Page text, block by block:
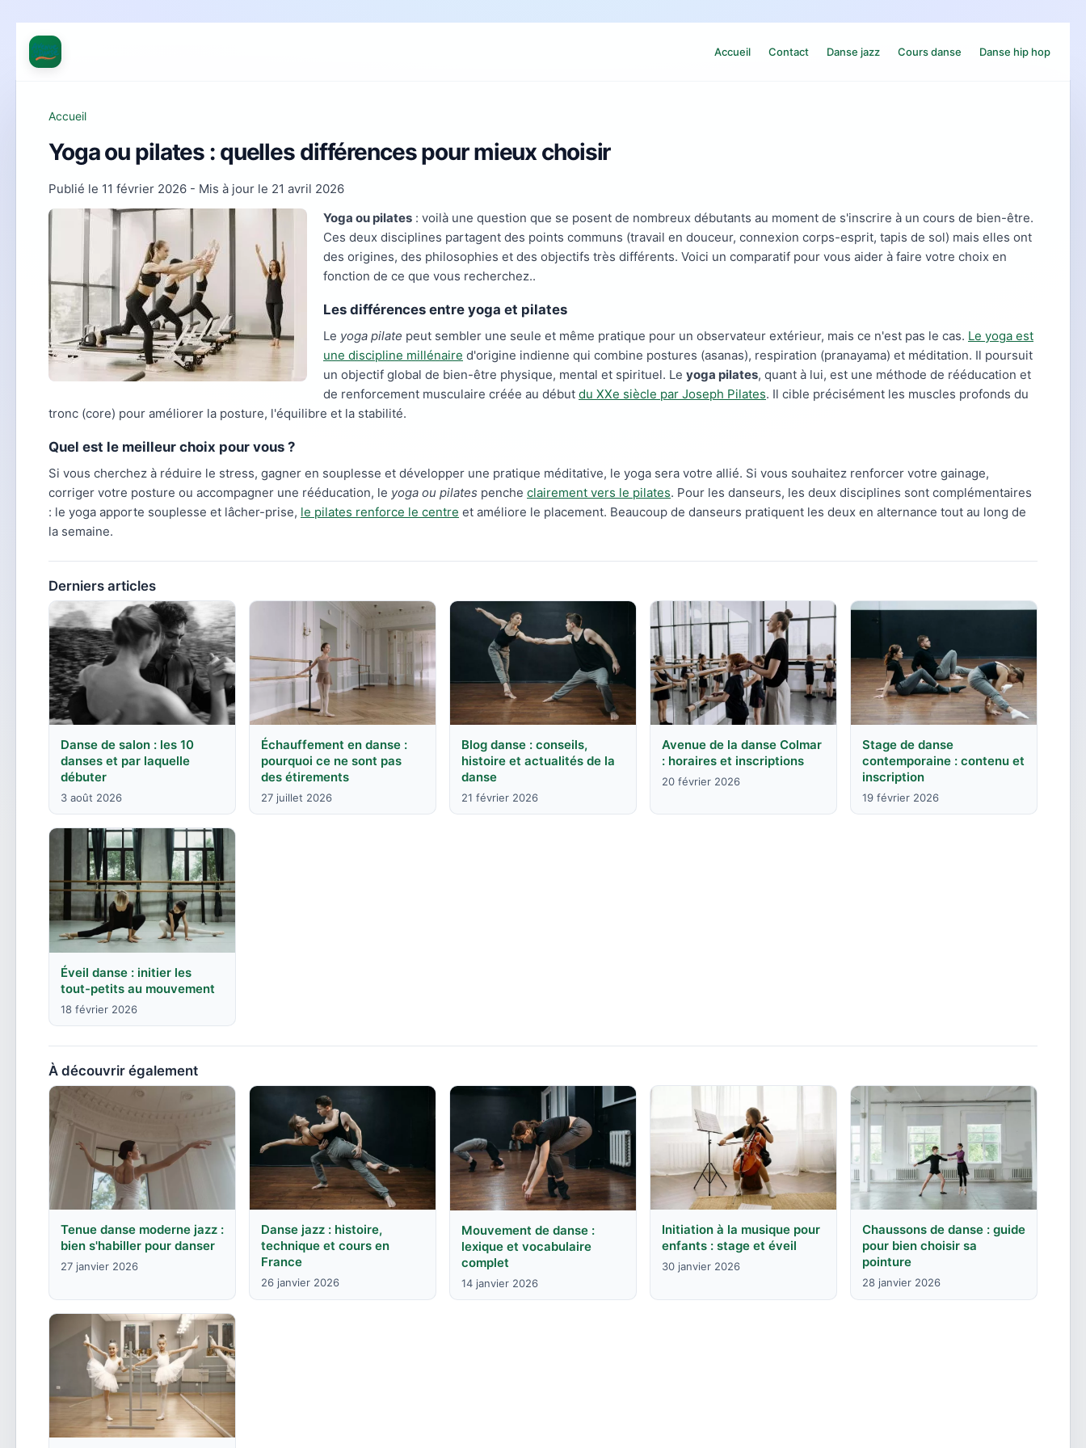
Accueil Contact Danse jazz Cours danse Danse hip hop
Accueil
Yoga ou pilates : quelles différences pour mieux choisir
Publié le 11 février 2026 - Mis à jour le 21 avril 2026
Yoga ou pilates : voilà une question que se posent de nombreux débutants au moment de s'inscrire à un cours de bien-être.
Ces deux disciplines partagent des points communs (travail en douceur, connexion corps-esprit, tapis de sol) mais elles ont
des origines, des philosophies et des objectifs très différents. Voici un comparatif pour vous aider à faire votre choix en
fonction de ce que vous recherchez..
Les différences entre yoga et pilates
Le yoga pilate peut sembler une seule et même pratique pour un observateur extérieur, mais ce n'est pas le cas. Le yoga est
une discipline millénaire d'origine indienne qui combine postures (asanas), respiration (pranayama) et méditation. Il poursuit
un objectif global de bien-être physique, mental et spirituel. Le yoga pilates, quant à lui, est une méthode de rééducation et
de renforcement musculaire créée au début du XXe siècle par Joseph Pilates. Il cible précisément les muscles profonds du
tronc (core) pour améliorer la posture, l'équilibre et la stabilité.
Quel est le meilleur choix pour vous ?
Si vous cherchez à réduire le stress, gagner en souplesse et développer une pratique méditative, le yoga sera votre allié. Si vous souhaitez renforcer votre gainage,
corriger votre posture ou accompagner une rééducation, le yoga ou pilates penche clairement vers le pilates. Pour les danseurs, les deux disciplines sont complémentaires
: le yoga apporte souplesse et lâcher-prise, le pilates renforce le centre et améliore le placement. Beaucoup de danseurs pratiquent les deux en alternance tout au long de
la semaine.
Derniers articles
Danse de salon : les 10
danses et par laquelle
débuter
3 août 2026
Échauffement en danse :
pourquoi ce ne sont pas
des étirements
27 juillet 2026
Blog danse : conseils,
histoire et actualités de la
danse
21 février 2026
Avenue de la danse Colmar
: horaires et inscriptions
20 février 2026
Stage de danse
contemporaine : contenu et
inscription
19 février 2026
Éveil danse : initier les
tout-petits au mouvement
18 février 2026
À découvrir également
Tenue danse moderne jazz :
bien s'habiller pour danser
27 janvier 2026
Danse jazz : histoire,
technique et cours en
France
26 janvier 2026
Mouvement de danse :
lexique et vocabulaire
complet
14 janvier 2026
Initiation à la musique pour
enfants : stage et éveil
30 janvier 2026
Chaussons de danse : guide
pour bien choisir sa
pointure
28 janvier 2026